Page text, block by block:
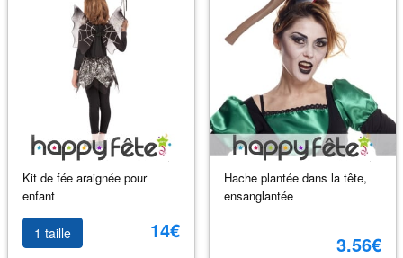
Kit de fée araignée pour
enfant
1 taille 14€
Hache plantée dans la tête,
ensanglantée
3.56€